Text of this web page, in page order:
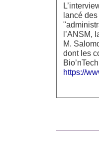
lancé
l’ANSM,
M.
dont les
https://